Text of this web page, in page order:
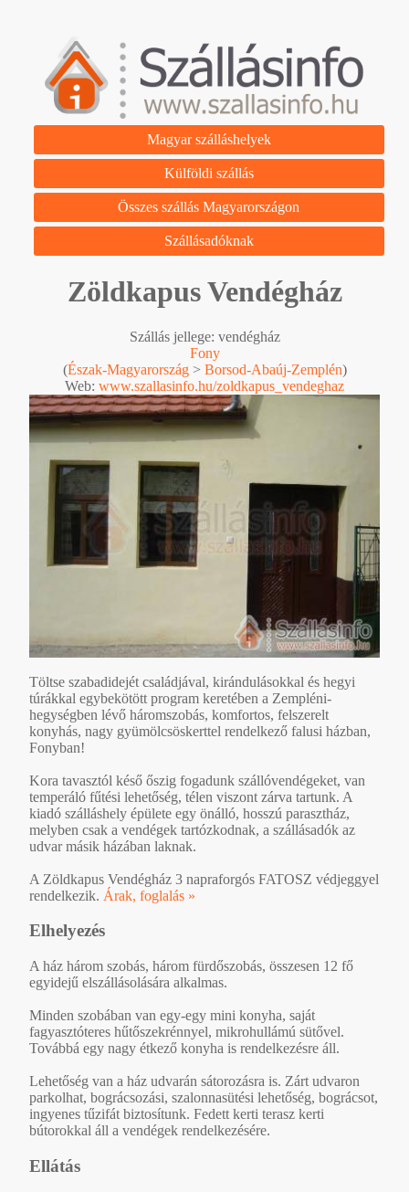
Magyar szálláshelyek
Külföldi szállás
Összes szállás Magyarországon
Szállásadóknak
Zöldkapus Vendégház
Szállás jellege: vendégház
Fony
(Észak-Magyarország> Borsod-Abaúj-Zemplén)
Web: www.szallasinfo.hu/zoldkapus_vendeghaz
Töltse szabadidejét családjával, kirándulásokkal és hegyi
túrákkal egybekötött program keretében a Zempléni-
hegységben lévő háromszobás, komfortos, felszerelt
konyhás, nagy gyümölcsöskerttel rendelkező falusi házban,
Fonyban!
Kora tavasztól késő őszig fogadunk szállóvendégeket, van
temperáló fűtési lehetőség, télen viszont zárva tartunk. A
kiadó szálláshely épülete egy önálló, hosszú parasztház,
melyben csak a vendégek tartózkodnak, a szállásadók az
udvar másik házában laknak.
A Zöldkapus Vendégház 3 napraforgós FATOSZ védjeggyel
rendelkezik. Árak, foglalás »
Elhelyezés
A ház három szobás, három fürdőszobás, összesen 12 fő
egyidejű elszállásolására alkalmas.
Minden szobában van egy-egy mini konyha, saját
fagyasztóteres hűtőszekrénnyel, mikrohullámú sütővel.
Továbbá egy nagy étkező konyha is rendelkezésre áll.
Lehetőség van a ház udvarán sátorozásra is. Zárt udvaron
parkolhat, bográcsozási, szalonnasütési lehetőség, bográcsot,
ingyenes tűzifát biztosítunk. Fedett kerti terasz kerti
bútorokkal áll a vendégek rendelkezésére.
Ellátás